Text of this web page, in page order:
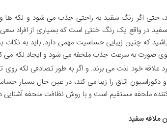
حتی اگر رنگ سفید به راحتی جذب می شود و لکه ها و
در واقع یک رنگ خنثی است که بسیاری از افراد
باشید که چنین زیبایی حساسیت مهمی دارد. باید به
صورت به سرعت جذب ملحفه می شود و ایجاد لکه می
علاقه خود لذت می برند. و اگر به طور تصادفی لکه
اتاق را زیبا می کند، در عین حال بسیار
ملحفه مستقیم است و با روش نظافت ملحفه آشنایی
ملافه سفید